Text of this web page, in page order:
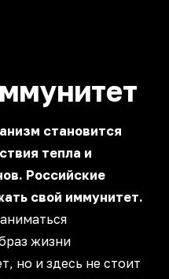
становится
тепла и
Российские
свой иммунитет.
жизни
но и здесь не стоит